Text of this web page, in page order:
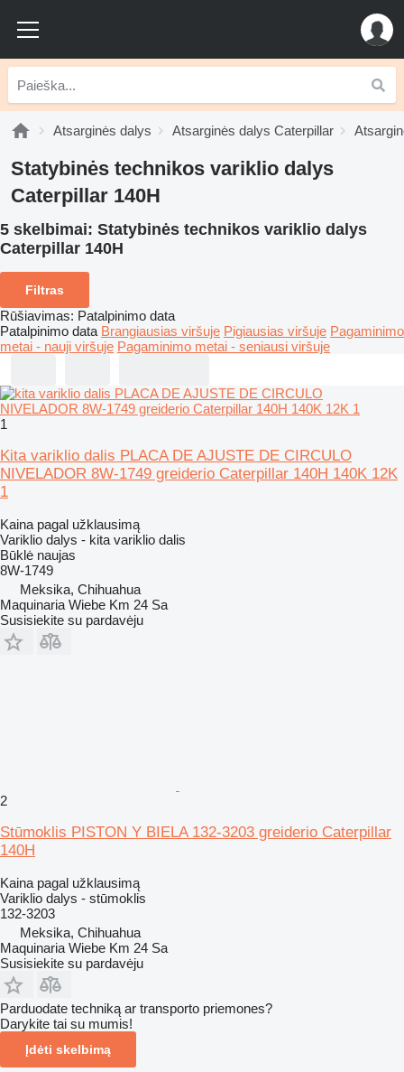
Atsarginės dalys Atsarginės dalys Caterpillar
Statybinės technikos variklio dalys
Caterpillar 140H
5 skelbimai: Statybinės technikos variklio dalys
Caterpillar 140H
Filtras
Rūšiavimas: Patalpinimo data
Patalpinimo data Brangiausias viršuje Pigiausias viršuje Pagaminimo
metai - nauji viršuje Pagaminimo metai - seniausi viršuje
1
Kita variklio dalis PLACA DE AJUSTE DE CIRCULO
NIVELADOR 8W-1749 greiderio Caterpillar 140H 140K 12K
1
Kaina pagal užklausimą
Variklio dalys - kita variklio dalis
Būklė naujas
8W-1749
Meksika, Chihuahua
Maquinaria Wiebe Km 24 Sa
Susisiekite su pardavėju
2
Stūmoklis PISTON Y BIELA 132-3203 greiderio Caterpillar
140H
Kaina pagal užklausimą
Variklio dalys - stūmoklis
132-3203
Meksika, Chihuahua
Maquinaria Wiebe Km 24 Sa
Susisiekite su pardavėju
Parduodate techniką ar transporto priemones?
Darykite tai su mumis!
Įdėti skelbimą